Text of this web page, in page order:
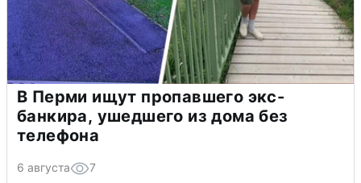
В Перми ищут пропавшего экс-
банкира, ушедшего из дома без
телефона
6 августа 7